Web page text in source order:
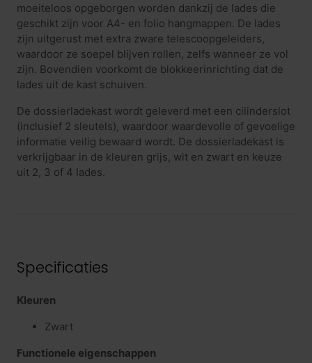
moeiteloos opgeborgen worden dankzij de lades die
geschikt zijn voor A4- en folio hangmappen. De lades
zijn uitgerust met extra zware telescoopgeleiders,
waardoor ze soepel blijven rollen, zelfs wanneer ze vol
zijn. Bovendien voorkomt de blokkeerinrichting dat de
lades uit de kast schuiven.
De dossierladekast wordt geleverd met een cilinderslot
(inclusief 2 sleutels), waardoor waardevolle of gevoelige
informatie veilig bewaard wordt. De dossierladekast is
verkrijgbaar in de kleuren grijs, wit en zwart en keuze
uit 2, 3 of 4 lades.
Specificaties
Kleuren
Zwart
Functionele eigenschappen